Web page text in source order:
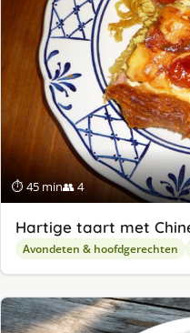
⏱ 45 min👥 4
Hartige taart met
Avondeten & hoofdgerechten